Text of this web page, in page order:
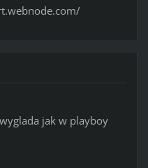
jak w playboy